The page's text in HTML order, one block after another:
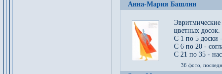
Анна-Мария Башлин
цветных досок.
С 1 по 5 доски
С 6 по 20 -
С 21 по 35 -
36 фото,